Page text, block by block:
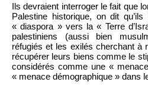
Ils devraient interroger le fait que
Palestine historique, on dit
« diaspora » vers la « Terre
palestiniens (aussi bien
réfugiés et les exilés cherchant à
récupérer leurs biens comme le
considérés comme une «
« menace démographique » dans